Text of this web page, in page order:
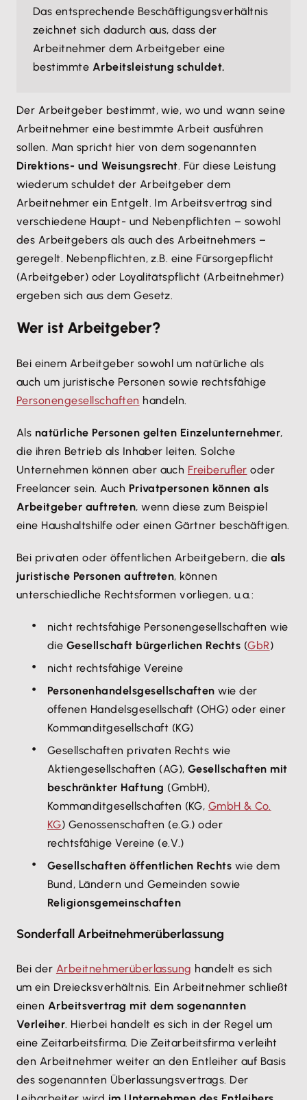
Das entsprechende Beschäftigungsverhältnis
zeichnet sich dadurch aus, dass der
Arbeitnehmer dem Arbeitgeber eine
bestimmte Arbeitsleistung schuldet.
Der Arbeitgeber bestimmt, wie, wo und wann seine
Arbeitnehmer eine bestimmte Arbeit ausführen
sollen. Man spricht hier von dem sogenannten
Direktions- und Weisungsrecht. Für diese Leistung
wiederum schuldet der Arbeitgeber dem
Arbeitnehmer ein Entgelt. Im Arbeitsvertrag sind
verschiedene Haupt- und Nebenpflichten – sowohl
des Arbeitgebers als auch des Arbeitnehmers –
geregelt. Nebenpflichten, z.B. eine Fürsorgepflicht
(Arbeitgeber) oder Loyalitätspflicht (Arbeitnehmer)
ergeben sich aus dem Gesetz.
Wer ist Arbeitgeber?
Bei einem Arbeitgeber sowohl um natürliche als
auch um juristische Personen sowie rechtsfähige
Personengesellschaften handeln.
Als natürliche Personen gelten Einzelunternehmer,
die ihren Betrieb als Inhaber leiten. Solche
Unternehmen können aber auch Freiberufler oder
Freelancer sein. Auch Privatpersonen können als
Arbeitgeber auftreten, wenn diese zum Beispiel
eine Haushaltshilfe oder einen Gärtner beschäftigen.
Bei privaten oder öffentlichen Arbeitgebern, die als
juristische Personen auftreten, können
unterschiedliche Rechtsformen vorliegen, u.a.:
nicht rechtsfähige Personengesellschaften wie
die Gesellschaft bürgerlichen Rechts (GbR)
nicht rechtsfähige Vereine
Personenhandelsgesellschaften wie der
offenen Handelsgesellschaft (OHG) oder einer
Kommanditgesellschaft (KG)
Gesellschaften privaten Rechts wie
Aktiengesellschaften (AG), Gesellschaften mit
beschränkter Haftung (GmbH),
Kommanditgesellschaften (KG, GmbH & Co.
KG) Genossenschaften (e.G.) oder
rechtsfähige Vereine (e.V.)
Gesellschaften öffentlichen Rechts wie dem
Bund, Ländern und Gemeinden sowie
Religionsgemeinschaften
Sonderfall Arbeitnehmerüberlassung
Bei der Arbeitnehmerüberlassung handelt es sich
um ein Dreiecksverhältnis. Ein Arbeitnehmer schließt
einen Arbeitsvertrag mit dem sogenannten
Verleiher. Hierbei handelt es sich in der Regel um
eine Zeitarbeitsfirma. Die Zeitarbeitsfirma verleiht
den Arbeitnehmer weiter an den Entleiher auf Basis
des sogenannten Überlassungsvertrags. Der